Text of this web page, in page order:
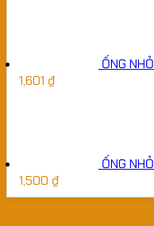
ỐNG
1,601 ₫
ỐNG
1,500 ₫